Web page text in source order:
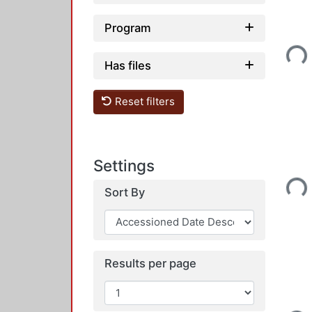
Program
Has files
Reset filters
Settings
Sort By
Results per page
Loading...
Loading...